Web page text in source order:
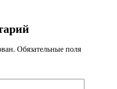
Обязательные поля